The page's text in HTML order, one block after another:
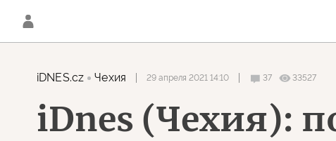
iDNES.cz Чехия 29 апреля 2021 14:10 37 33527
iDnes (Чехия):